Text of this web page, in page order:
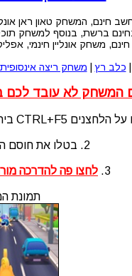
חינם, המשחק טאון ראן
ברשת, בנוסף למשחק
משחק אונליין חינמי,
כלב רץ| משחק ריצה אינסופית
המשחק לא עובד לכם
2. בטלו את חוסם הפרסומות באתר יויו
3. לחצו פה להדרכה
תמונת